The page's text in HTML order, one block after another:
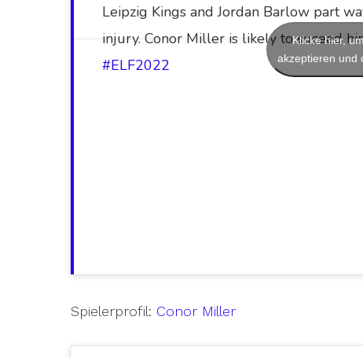
Leipzig Kings and Jordan Barlow part
injury. Conor Miller is likely to suceed
#ELF2022
Klicke hier,
akzeptieren und
Spielerprofil: Conor Miller